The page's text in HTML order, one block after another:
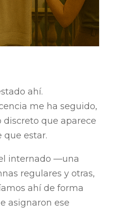
ahí.
me ha seguido,
que aparece
que estar.
internado —una
regulares y otras,
ahí de forma
asignaron ese